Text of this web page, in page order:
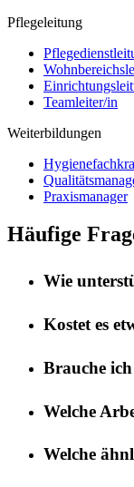
Pflegeleitung
Teamleiter/in
Weiterbildungen
Praxismanager
Häufige
Wie
Kostet es
Brauche
Welche
Welche